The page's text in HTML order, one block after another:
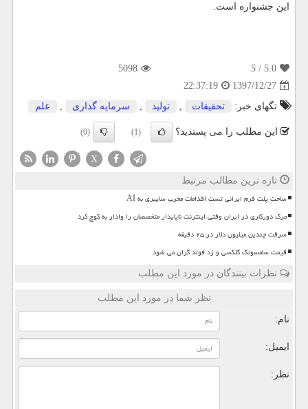
این جشنواره است.
5.0
/ 5
5098
1397/12/27
22:37:19
تگهای خبر:
تحقیقات , تولید , سرمایه گذاری , علم
این مطلب را می پسندید؟ (1)
(0)
X
تازه ترین مطالب مرتبط
ساخت پلت فرم ایرانی تست اقدامات مخرب سایبری به AI
مرگ دورکاری در ایران وقتی اینترنت ناپایدار متخصصان را وادار به کوچ کرد
سرقت چندین میلیون دلار در ۲۵ دقیقه
قیمت سامسونگ گلکسی و زد فولد گران می شود
نظرات بینندگان در مورد این مطلب
نظر شما در مورد این مطلب
نام:
ایمیل:
نظر: